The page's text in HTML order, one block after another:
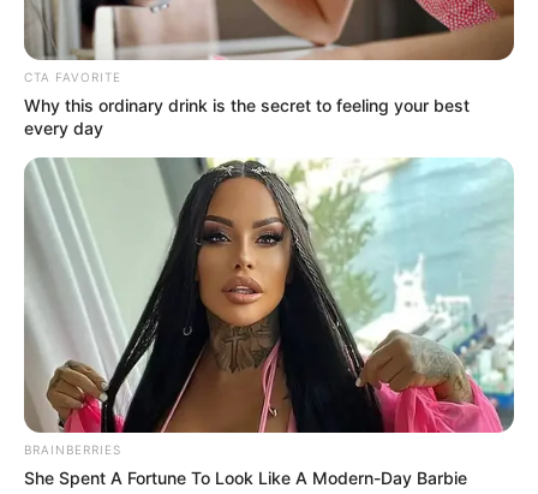
Tanggal Lahir:
1 April1987
Tempat Lahir:
Umur:
39 Tahun Aktris
Edit
Mackenzie Davis adalah seorang aktris yang memulai langkahnya
dalam dunia seni peran melalui sebuah film berjudulSmashed
(2012).
CTA FAVORITE
Why this ordinary drink is the secret to feeling your best
every day
BRAINBERRIES
She Spent A Fortune To Look Like A Modern-Day Barbie